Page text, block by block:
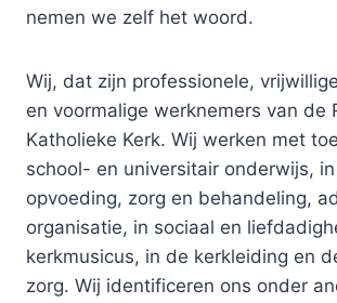
nemen we zelf het woord.
Wij, dat zijn professionele,
en voormalige werknemers van de
Katholieke Kerk. Wij werken met
school- en universitair onderwijs,
opvoeding, zorg en behandeling,
organisatie, in sociaal en
kerkmusicus, in de kerkleiding en
zorg. Wij identificeren ons onder